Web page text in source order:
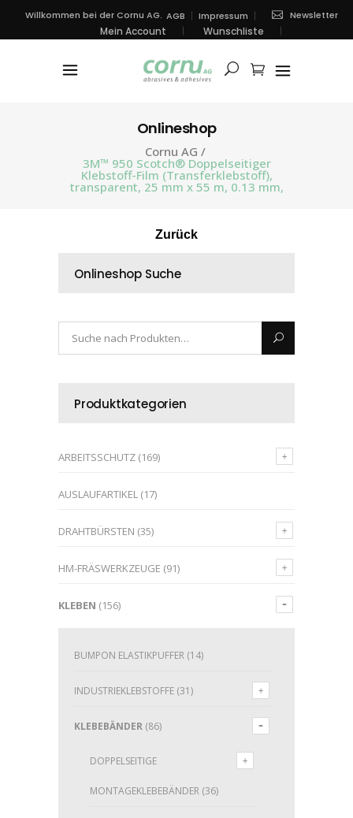
Willkommen bei der Cornu AG. AGB Impressum Newsletter
Mein Account Wunschliste
Onlineshop
Cornu AG /
3M™ 950 Scotch® Doppelseitiger
Klebstoff-Film (Transferklebstoff),
transparent, 25 mm x 55 m, 0.13 mm,
Zurück
Onlineshop Suche
Produktkategorien
ARBEITSSCHUTZ (169)
AUSLAUFARTIKEL (17)
DRAHTBÜRSTEN (35)
HM-FRÄSWERKZEUGE (91)
KLEBEN (156)
BUMPON ELASTIKPUFFER (14)
INDUSTRIEKLEBSTOFFE (31)
KLEBEBÄNDER (86)
DOPPELSEITIGE
MONTAGEKLEBEBÄNDER (36)